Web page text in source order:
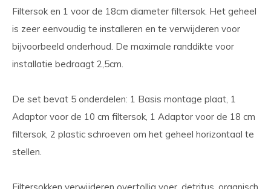
Filtersok en 1 voor de 18cm diameter filtersok. Het geheel
is zeer eenvoudig te installeren en te verwijderen voor
bijvoorbeeld onderhoud. De maximale randdikte voor
installatie bedraagt 2,5cm.
De set bevat 5 onderdelen: 1 Basis montage plaat, 1
Adaptor voor de 10 cm filtersok, 1 Adaptor voor de 18 cm
filtersok, 2 plastic schroeven om het geheel horizontaal te
stellen.